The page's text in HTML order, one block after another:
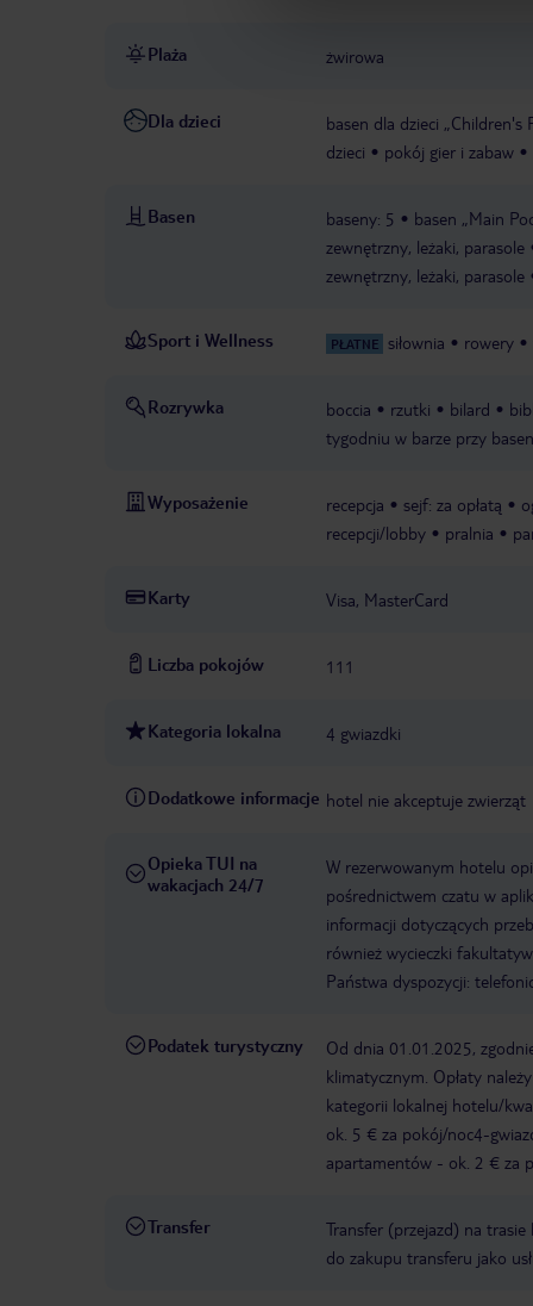
Plaża żwirowa
Dla dzieci basen dla dzieci „Children's
dzieci
pokój gier i zabaw
Basen baseny: 5 basen „Main
zewnętrzny, leżaki, parasole
zewnętrzny, leżaki, parasole
Sport i Wellness PŁATNE siłownia rowery
Rozrywka boccia rzutki bilard
tygodniu w barze przy
Wyposażenie recepcja sejf: za opłatą
recepcji/lobby
pralnia
Karty Visa, MasterCard
Liczba pokojów 111
Kategoria lokalna 4 gwiazdki
Dodatkowe informacje hotel nie akceptuje zwierząt
Opieka TUI na
wakacjach 24/7
W rezerwowanym hotelu
pośrednictwem czatu w
informacji dotyczących
również wycieczki
Państwa dyspozycji:
Podatek turystyczny
Od dnia 01.01.2025,
klimatycznym. Opłaty
kategorii lokalnej hotelu/
ok. 5 € za pokój/noc4-
apartamentów - ok. 2 € za
Transfer
Transfer (przejazd) na
do zakupu transferu jako